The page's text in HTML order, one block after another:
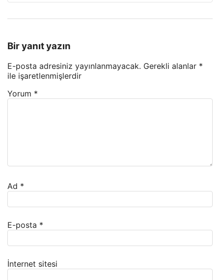
Bir yanıt yazın
E-posta adresiniz yayınlanmayacak. Gerekli alanlar *
ile işaretlenmişlerdir
Yorum *
Ad *
E-posta *
İnternet sitesi